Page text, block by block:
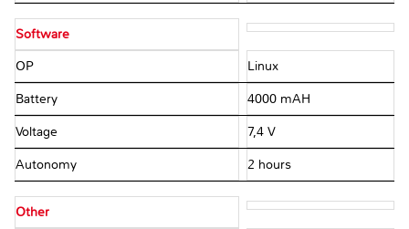
Software
OP Linux
Battery 4000 mAH
Voltage 7,4 V
Autonomy 2 hours
Other